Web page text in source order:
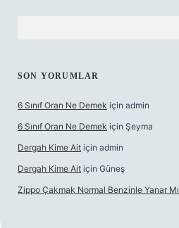
SON YORUMLAR
6 Sınıf Oran Ne Demek için admin
6 Sınıf Oran Ne Demek için Şeyma
Dergah Kime Ait için admin
Dergah Kime Ait için Güneş
Zippo Çakmak Normal Benzinle Yanar Mı